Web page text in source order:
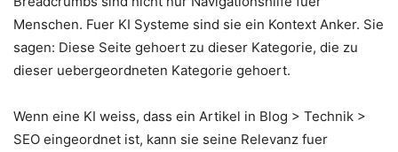
Menschen. Fuer KI Systeme sind sie ein Kontext Anker. Sie
sagen: Diese Seite gehoert zu dieser Kategorie, die zu
dieser uebergeordneten Kategorie gehoert.
Wenn eine KI weiss, dass ein Artikel in Blog > Technik >
SEO eingeordnet ist, kann sie seine Relevanz fuer